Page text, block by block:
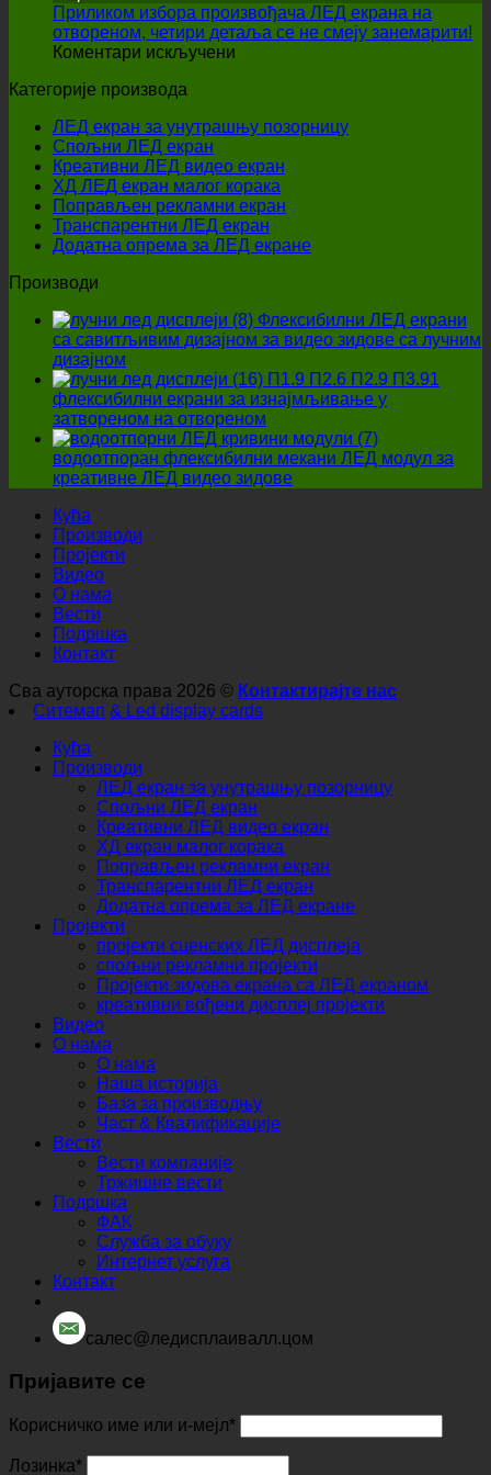
има
на
дисплеја:
Како
Приликом избора произвођача ЛЕД екрана на
отвореном, четири детаља се не смеју занемарити!
Коментари искључени
ЛЕД
на
отвореном,
четири
детаља
се
Категорије производа
ЛЕД екран за унутрашњу позорницу
Спољни ЛЕД екран
Креативни ЛЕД видео екран
ХД ЛЕД екран малог корака
Поправљен рекламни екран
Транспарентни ЛЕД екран
Додатна опрема за ЛЕД екране
Производи
Флексибилни ЛЕД екрани
са савитљивим дизајном за видео зидове са лучним
дизајном
П1.9 П2.6 П2.9 П3.91
флексибилни екрани за изнајмљивање у
затвореном на отвореном
водоотпоран флексибилни мекани ЛЕД модул за
креативне ЛЕД видео зидове
Кућа
Производи
Пројекти
Видео
О нама
Вести
Подршка
Контакт
Сва ауторска права 2026 © Контактирајте нас
Ситемап & Led display cards
Кућа
Производи
ЛЕД екран за унутрашњу позорницу
Спољни ЛЕД екран
Креативни ЛЕД видео екран
ХД екран малог корака
Поправљен рекламни екран
Транспарентни ЛЕД екран
Додатна опрема за ЛЕД екране
Пројекти
пројекти сценских ЛЕД дисплеја
спољни рекламни пројекти
Пројекти зидова екрана са ЛЕД екраном
креативни вођени дисплеј пројекти
Видео
О нама
О нама
Наша историја
База за производњу
Част & Квалификације
Вести
Вести компаније
Тржишне вести
Подршка
ФАК
Служба за обуку
Интернет услуга
Контакт
салес@ледисплаивалл.цом
Пријавите се
Корисничко име или и-мејл*
Лозинка*